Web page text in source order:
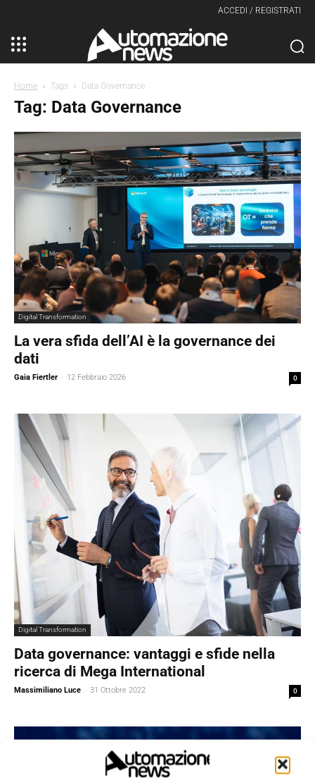
ACCEDI / REGISTRATI
Home Tags Data Governance
Tag: Data Governance
Digital Transformation
La vera sfida dell’AI è la governance dei
dati
Gaia Fiertler - 12 Febbraio 2026 0
Digital Transformation
Data governance: vantaggi e sfide nella
ricerca di Mega International
Massimiliano Luce - 31 Ottobre 2022 0